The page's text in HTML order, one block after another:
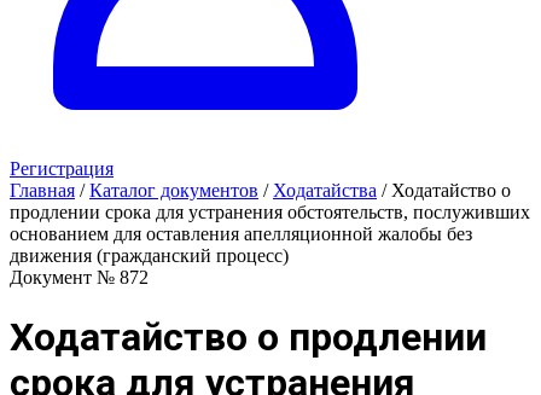
Регистрация
Главная / Каталог документов / Ходатайства / Ходатайство о
продлении срока для устранения обстоятельств, послуживших
основанием для оставления апелляционной жалобы без
движения (гражданский процесс)
Документ № 872
Ходатайство о продлении
срока для устранения